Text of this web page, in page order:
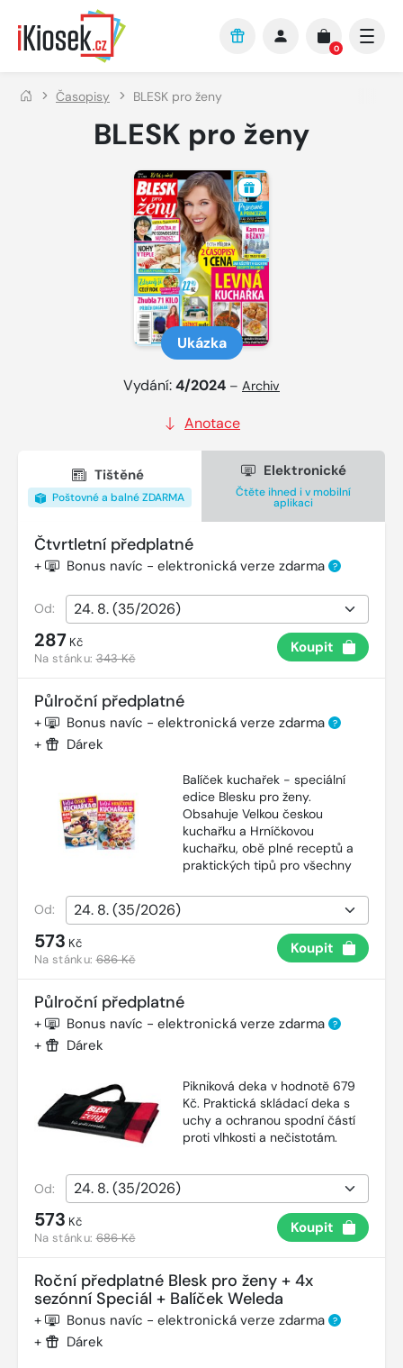
Přejít na hlavní obsah
0
Časopisy BLESK pro ženy
BLESK pro ženy
Ukázka
Vydání:4/2024 – Archiv
Anotace
Tištěné
Poštovné a balné ZDARMA
Elektronické
Čtěte ihned i v mobilní
aplikaci
Čtvrtletní předplatné
+ Bonus navíc - elektronická verze zdarma ?
Od:
287 Kč
Na stánku:343 Kč
Koupit
Půlroční předplatné
+ Bonus navíc - elektronická verze zdarma ?
+ Dárek
Balíček kuchařek - speciální
edice Blesku pro ženy.
Obsahuje Velkou českou
kuchařku a Hrníčkovou
kuchařku, obě plné receptů a
praktických tipů pro všechny
Od:
573 Kč
Na stánku:686 Kč
Koupit
Půlroční předplatné
+ Bonus navíc - elektronická verze zdarma ?
+ Dárek
Pikniková deka v hodnotě 679
Kč. Praktická skládací deka s
uchy a ochranou spodní částí
proti vlhkosti a nečistotám.
Od:
573 Kč
Na stánku:686 Kč
Koupit
Roční předplatné Blesk pro ženy + 4x
sezónní Speciál + Balíček Weleda
+ Bonus navíc - elektronická verze zdarma ?
+ Dárek